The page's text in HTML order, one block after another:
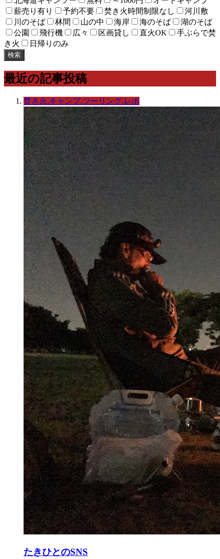
薪売り有り
予約不要 焚き火時間制限なし
河川敷
川のそば
林間 山の中 海岸 海のそば
湖のそば
公園
飛行機 広々 区画貸し 直火OK
手ぶらで焚
き火
日帰りのみ
検索
最近の記事投稿
焚き火.キャンプ.ツーリング.レポ
たきひとのSNS